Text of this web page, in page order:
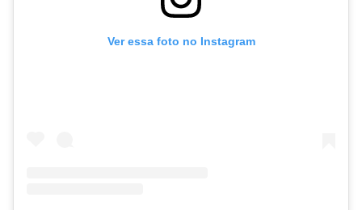
Ver essa foto no Instagram